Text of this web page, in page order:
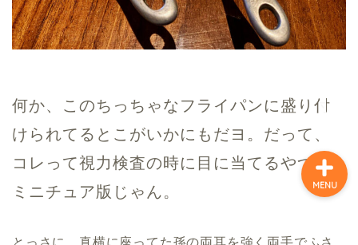
何か、このちっちゃなフライパンに盛り付
けられてるとこがいかにもだヨ。だって、
コレって視力検査の時に目に当てるやつの
ミニチュア版じゃん。
MENU
キャラとりどり漫画